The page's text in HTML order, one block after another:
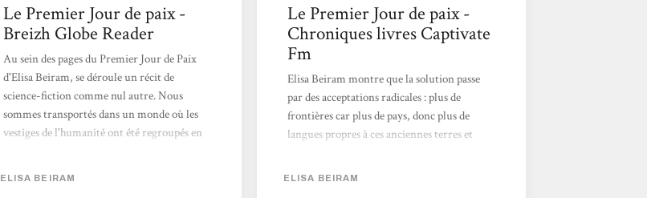
Le Premier Jour de paix -
Breizh Globe Reader
Au sein des pages du Premier Jour de Paix
d'Elisa Beiram, se déroule un récit de
science-fiction comme nul autre. Nous
sommes transportés dans un monde où les
vestiges de l'humanité ont été regroupés en
ELISA BEIRAM
Le Premier Jour de paix -
Chroniques livres Captivate
Fm
Elisa Beiram montre que la solution passe
par des acceptations radicales : plus de
frontières car plus de pays, donc plus de
langues propres à ces anciennes terres et
vit plus pour des raisons de survie. > Écouter
ELISA BEIRAM